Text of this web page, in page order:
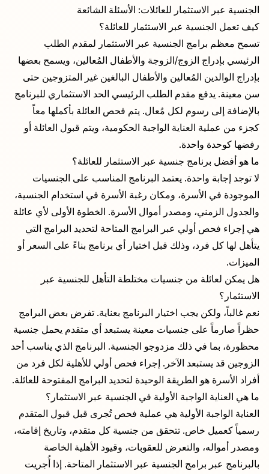
الجنسية عبر الاستثمار للعائلات: الأسئلة الشائعة
كيف تعمل الجنسية عبر الاستثمار للعائلة؟
تسمح معظم برامج الجنسية عبر الاستثمار لمقدم الطلب
الرئيسي بإدراج الزوج/الزوجة والأطفال المُعالين، ويسمح بعضها
بإدراج الوالدين المُعالين والأطفال البالغين غير المتزوجين حتى
سن معينة. يدفع مقدم الطلب الرئيسي الحد الاستثماري للبرنامج
بالإضافة إلى رسوم لكل مُعال. يتم فحص العائلة بأكملها معاً
كجزء من عملية العناية الواجبة الحكومية، ويتم قبول العائلة أو
رفضها كوحدة واحدة.
ما هو أفضل برنامج جنسية عبر الاستثمار للعائلة؟
لا توجد إجابة واحدة. يعتمد البرنامج المناسب على الجنسيات
الموجودة في الأسرة، ومكان رغبة الأسرة في استخدام الجنسية،
والجدول الزمني، ومصدر أموال الأسرة. الخطوة الأولى لأي عائلة
هي إجراء فحص أولي عبر البرامج المتاحة لتحديد البرامج التي
يتأهل لها كل فرد، وذلك قبل اختيار أي برنامج بناءً على السعر أو
الميزات.
هل يمكن لعائلة من جنسيات مختلطة التأهل للجنسية عبر
الاستثمار؟
نعم غالباً، ولكن يجب اختيار البرنامج بعناية. تفرض بعض البرامج
حظراً صارماً على جنسيات معينة يستبعد أي متقدم يحمل جنسية
محظورة، بما في ذلك مزدوجو الجنسية. البرنامج الذي يناسب أحد
الزوجين قد يستبعد الآخر. إجراء فحص أولي للأهلية لكل فرد من
أفراد الأسرة هو الطريقة الوحيدة لتحديد البرامج المفتوحة للعائلة.
ما هي العناية الواجبة الأولية في الجنسية عبر الاستثمار؟
العناية الواجبة الأولية هي عملية فحص تُجرى قبل قبول المتقدم
رسمياً كعميل خاص. تتحقق من جنسية كل متقدم، وتاريخ إقامته،
ومصدر أمواله، والتعرض للعقوبات، وقيود الأهلية الخاصة
بالبرنامج عبر برامج الجنسية عبر الاستثمار المتاحة. إذا أُجريت